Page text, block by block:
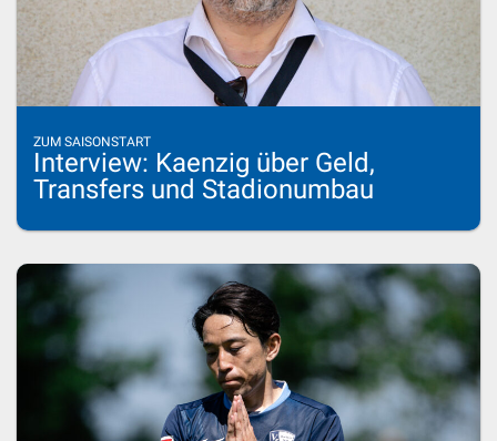
ZUM SAISONSTART
Interview: Kaenzig über Geld,
Transfers und Stadionumbau